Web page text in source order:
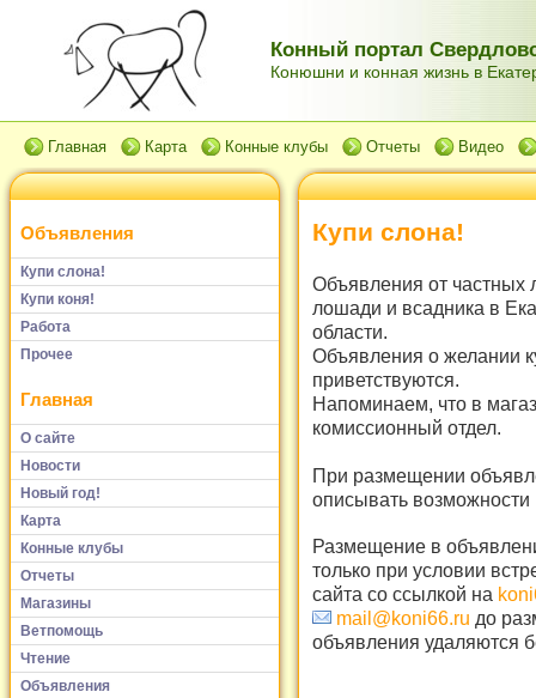
Конный портал
Конюшни и конная жизнь в
Главная Карта Конные клубы Отчеты Видео
Объявления
Купи слона!
Купи коня!
Работа
Прочее
Главная
О сайте
Новости
Новый год!
Карта
Конные клубы
Отчеты
Магазины
Ветпомощь
Чтение
Объявления
Купи слона!
Объявления от частных
лошади и всадника в
области.
Объявления о желании
приветствуются.
Напоминаем, что в
комиссионный отдел.
При размещении
описывать возможности
Размещение в
только при условии
сайта со ссылкой на
mail@koni66.ru до
объявления удаляются